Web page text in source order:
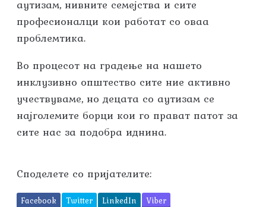
аутизам, нивните семејства и сите
професионалци кои работат со оваа
проблемтика.
Во процесот на градење на нашето
инклузивно општество сите ние активно
учествуваме, но децата со аутизам се
најголемите борци кои го прават патот за
сите нас за подобра иднина.
Споделете со пријателите:
Facebook Twitter LinkedIn Viber